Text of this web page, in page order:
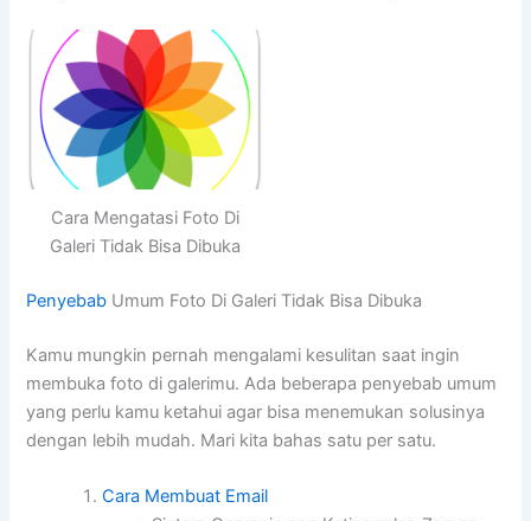
Cara Mengatasi Foto Di
Galeri Tidak Bisa Dibuka
Penyebab Umum Foto Di Galeri Tidak Bisa Dibuka
Kamu mungkin pernah mengalami kesulitan saat ingin
membuka foto di galerimu. Ada beberapa penyebab umum
yang perlu kamu ketahui agar bisa menemukan solusinya
dengan lebih mudah. Mari kita bahas satu per satu.
Cara Membuat Email